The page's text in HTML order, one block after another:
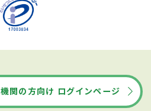
関の方向け ログインページ